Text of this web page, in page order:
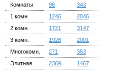
Комнаты
96
343
1 комн.
1246
2046
2 комн.
1721
3147
3 комн.
1928
2001
Многокомн.
271
353
Элитная
2369 1467